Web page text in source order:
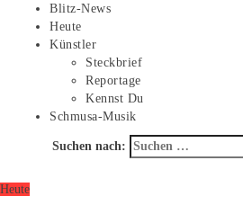
Blitz-News
Heute
Künstler
Steckbrief
Reportage
Kennst Du
Schmusa-Musik
Suchen nach:
Heute